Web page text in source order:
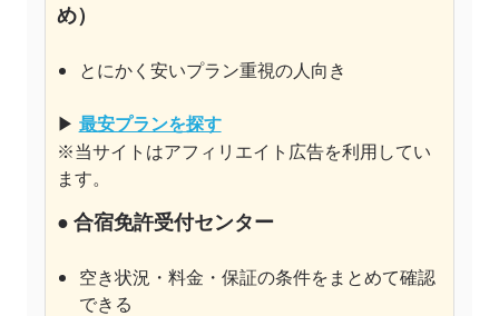
め）
とにかく安いプラン重視の人向き
▶ 最安プランを探す
※当サイトはアフィリエイト広告を利用してい
ます。
● 合宿免許受付センター
空き状況・料金・保証の条件をまとめて確認
できる